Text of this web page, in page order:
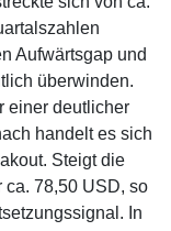
Aufwärtsgap und
überwinden.
einer deutlicher
handelt es sich
Steigt die
ca. 78,50 USD, so
In